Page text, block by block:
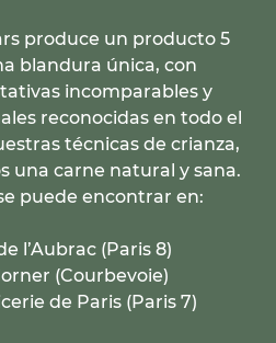
produce un producto 5
blandura única, con
incomparables y
reconocidas en todo el
técnicas de crianza,
una carne natural y sana.
puede encontrar en:
l’Aubrac (Paris 8)
(Courbevoie)
de Paris (Paris 7)